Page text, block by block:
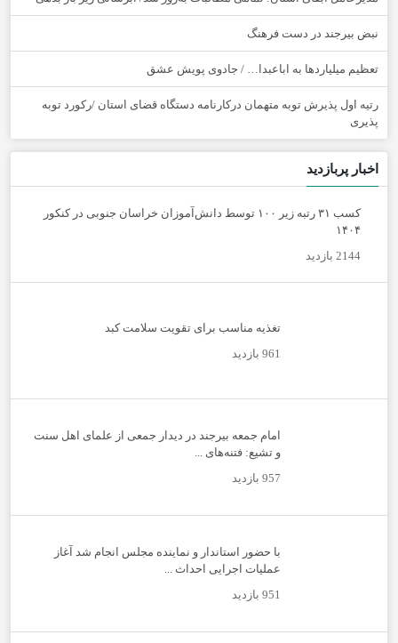
نبض بیرجند در دست فرهنگ
تعظیم میلیاردها به اباعبدا… / جادوی پویش عشق
رتیه اول پذیرش توبه متهمان درکارنامه دستگاه قضای استان /رکورد توبه
پذیری
اخبار پربازدید
کسب ۳۱ رتبه زیر ۱۰۰ توسط دانش‌آموزان خراسان جنوبی در کنکور
۱۴۰۴
2144 بازدید
تغذیه مناسب برای تقویت سلامت کبد
961 بازدید
امام جمعه بیرجند در دیدار جمعی از علمای اهل سنت
و تشیع: فتنه‌های ...
957 بازدید
با حضور استاندار و نماینده مجلس انجام شد آغاز
عملیات اجرایی احداث ...
951 بازدید